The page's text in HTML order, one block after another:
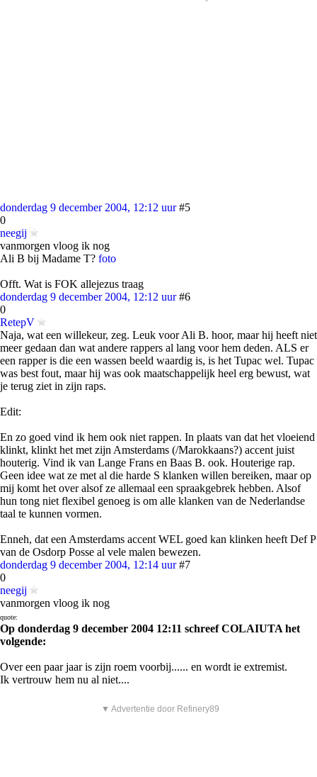
donderdag 9 december 2004, 12:12 uur #5
0
neegij
vanmorgen vloog ik nog
Ali B bij Madame T? foto
Offt. Wat is FOK allejezus traag
donderdag 9 december 2004, 12:12 uur #6
0
RetepV
Naja, wat een willekeur, zeg. Leuk voor Ali B. hoor, maar hij heeft niet
meer gedaan dan wat andere rappers al lang voor hem deden. ALS er
een rapper is die een wassen beeld waardig is, is het Tupac wel. Tupac
was best fout, maar hij was ook maatschappelijk heel erg bewust, wat
je terug ziet in zijn raps.
Edit:
En zo goed vind ik hem ook niet rappen. In plaats van dat het vloeiend
klinkt, klinkt het met zijn Amsterdams (/Marokkaans?) accent juist
houterig. Vind ik van Lange Frans en Baas B. ook. Houterige rap.
Geen idee wat ze met al die harde S klanken willen bereiken, maar op
mij komt het over alsof ze allemaal een spraakgebrek hebben. Alsof
hun tong niet flexibel genoeg is om alle klanken van de Nederlandse
taal te kunnen vormen.
Enneh, dat een Amsterdams accent WEL goed kan klinken heeft Def P
van de Osdorp Posse al vele malen bewezen.
donderdag 9 december 2004, 12:14 uur #7
0
neegij
vanmorgen vloog ik nog
quote:
Op donderdag 9 december 2004 12:11 schreef COLAIUTA het
volgende:
Over een paar jaar is zijn roem voorbij...... en wordt ie extremist.
Ik vertrouw hem nu al niet....
▼ Advertentie door Refinery89